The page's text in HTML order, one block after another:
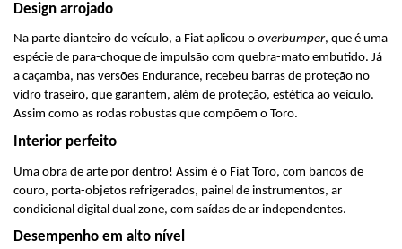
Design arrojado
Na parte dianteiro do veículo, a Fiat aplicou o overbumper, que é uma
espécie de para-choque de impulsão com quebra-mato embutido. Já
a caçamba, nas versões Endurance, recebeu barras de proteção no
vidro traseiro, que garantem, além de proteção, estética ao veículo.
Assim como as rodas robustas que compõem o Toro.
Interior perfeito
Uma obra de arte por dentro! Assim é o Fiat Toro, com bancos de
couro, porta-objetos refrigerados, painel de instrumentos, ar
condicional digital dual zone, com saídas de ar independentes.
Desempenho em alto nível